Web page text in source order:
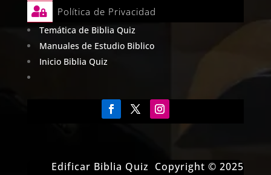
 Política de Privacidad
Temática de Biblia Quiz
Manuales de Estudio Biblico
Inicio Biblia Quiz
Edificar Biblia Quiz Copyright © 2025